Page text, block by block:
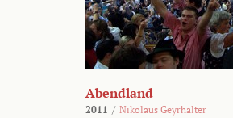
Abendland
2011 / Nikolaus Geyrhalter